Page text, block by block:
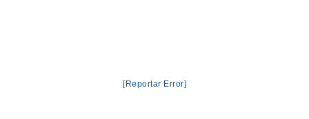
[Reportar Error]